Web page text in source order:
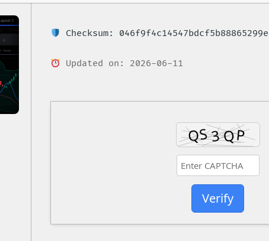
Checksum:
Updated on: 2026-06-11
Verify